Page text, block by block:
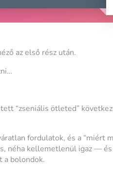
az első rész után.
“zseniális ötleted”
fordulatok, és a “miért
néha kellemetlenül igaz —
a bolondok.